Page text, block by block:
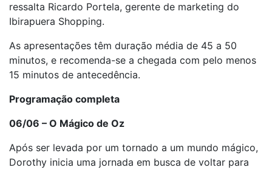
ressalta Ricardo Portela, gerente de marketing do
Ibirapuera Shopping.
As apresentações têm duração média de 45 a 50
minutos, e recomenda-se a chegada com pelo menos
15 minutos de antecedência.
Programação completa
06/06 – O Mágico de Oz
Após ser levada por um tornado a um mundo mágico,
Dorothy inicia uma jornada em busca de voltar para